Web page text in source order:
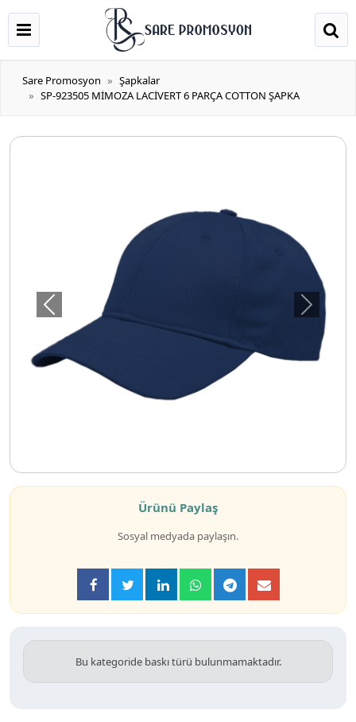
Sare Promosyon
Şapkalar
SP-923505 MİMOZA LACİVERT 6 PARÇA COTTON ŞAPKA
Önceki Sonraki
Ürünü Paylaş
Sosyal medyada paylaşın.
Bu kategoride baskı türü bulunmamaktadır.